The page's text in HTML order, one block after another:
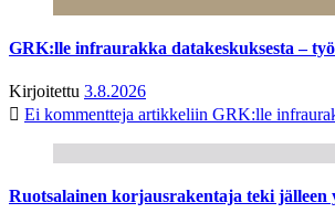
GRK:lle infraurakka datakeskuksesta –
Kirjoitettu 3.8.2026
Ei kommentteja artikkeliin GRK:lle
Ruotsalainen korjausrakentaja teki jälleen